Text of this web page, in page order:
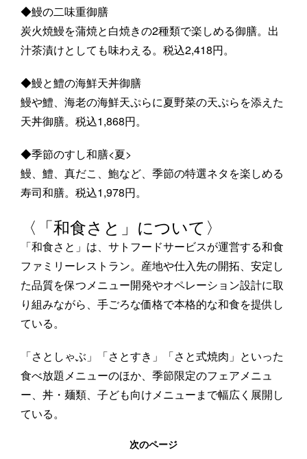
◆鰻の二味重御膳
炭火焼鰻を蒲焼と白焼きの2種類で楽しめる御膳。出
汁茶漬けとしても味わえる。税込2,418円。
◆鰻と鱧の海鮮天丼御膳
鰻や鱧、海老の海鮮天ぷらに夏野菜の天ぷらを添えた
天丼御膳。税込1,868円。
◆季節のすし和膳<夏>
鰻、鱧、真だこ、鮑など、季節の特選ネタを楽しめる
寿司和膳。税込1,978円。
〈「和食さと」について〉
「和食さと」は、サトフードサービスが運営する和食
ファミリーレストラン。産地や仕入先の開拓、安定し
た品質を保つメニュー開発やオペレーション設計に取
り組みながら、手ごろな価格で本格的な和食を提供し
ている。
「さとしゃぶ」「さとすき」「さと式焼肉」といった
食べ放題メニューのほか、季節限定のフェアメニュ
ー、丼・麺類、子ども向けメニューまで幅広く展開し
ている。
次のページ